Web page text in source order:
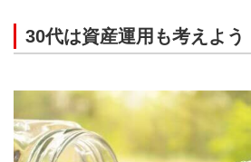
30代は資産運用も考えよう